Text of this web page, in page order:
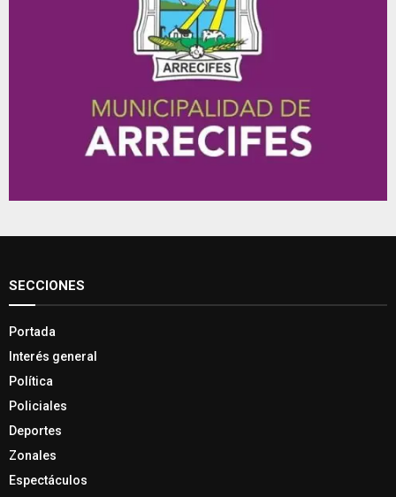
SECCIONES
Portada
Interés general
Política
Policiales
Deportes
Zonales
Espectáculos